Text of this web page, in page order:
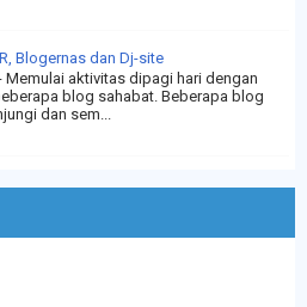
Blogernas dan Dj-site
Memulai aktivitas dipagi hari dengan
blog sahabat. Beberapa blog
dan sem...